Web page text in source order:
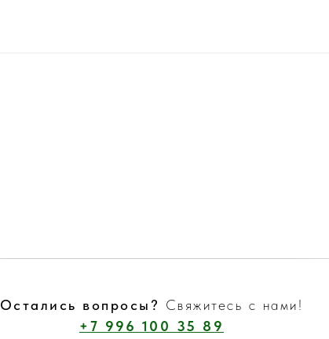
Остались вопросы? Свяжитесь с нами!
+7 996 100 35 89